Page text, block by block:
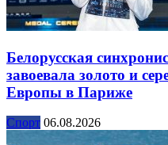
Белорусская
завоевала золото и
Европы в Париже
Спорт 06.08.2026